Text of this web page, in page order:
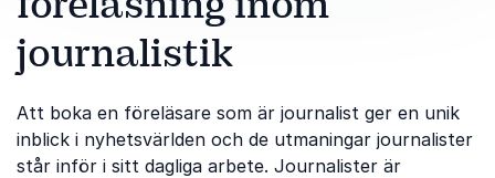
journalistik
Att boka en föreläsare som är journalist ger en unik
inblick i nyhetsvärlden och de utmaningar journalister
står inför i sitt dagliga arbete. Journalister är